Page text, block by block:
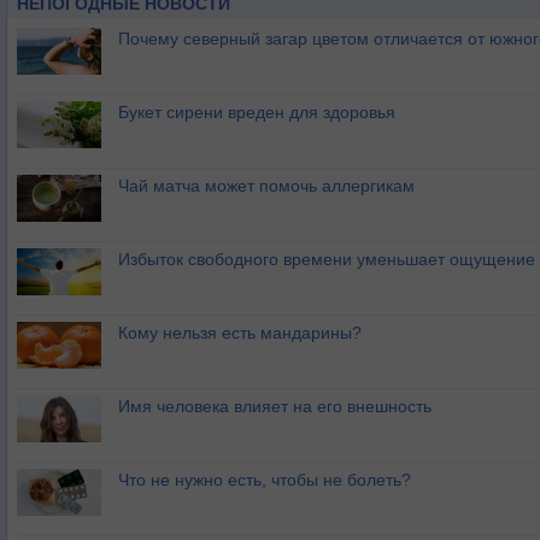
НЕПОГОДНЫЕ НОВОСТИ
Почему северный загар цветом отличается от
Букет сирени вреден для здоровья
Чай матча может помочь аллергикам
Избыток свободного времени уменьшает ощущение
Кому нельзя есть мандарины?
Имя человека влияет на его внешность
Что не нужно есть, чтобы не болеть?